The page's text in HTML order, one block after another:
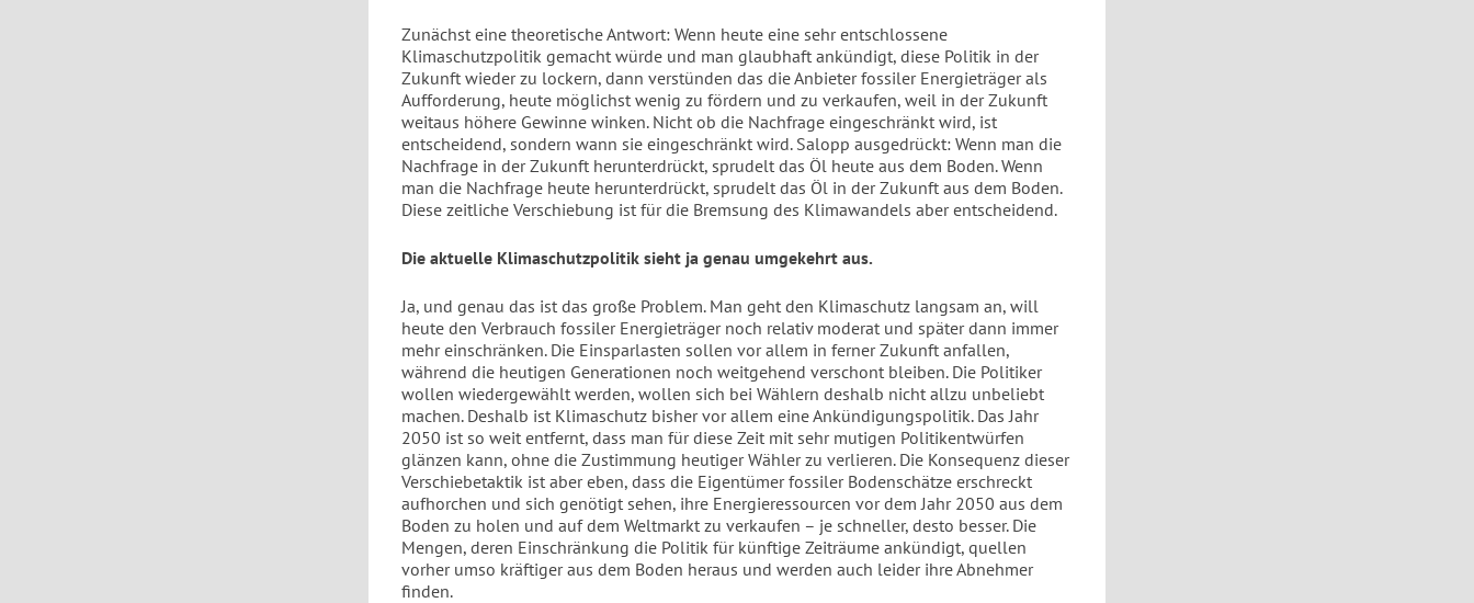
Zunächst eine theoretische Antwort: Wenn heute eine sehr entschlossene
Klimaschutzpolitik gemacht würde und man glaubhaft ankündigt, diese Politik in der
Zukunft wieder zu lockern, dann verstünden das die Anbieter fossiler Energieträger als
Aufforderung, heute möglichst wenig zu fördern und zu verkaufen, weil in der Zukunft
weitaus höhere Gewinne winken. Nicht ob die Nachfrage eingeschränkt wird, ist
entscheidend, sondern wann sie eingeschränkt wird. Salopp ausgedrückt: Wenn man die
Nachfrage in der Zukunft herunterdrückt, sprudelt das Öl heute aus dem Boden. Wenn
man die Nachfrage heute herunterdrückt, sprudelt das Öl in der Zukunft aus dem Boden.
Diese zeitliche Verschiebung ist für die Bremsung des Klimawandels aber entscheidend.
Die aktuelle Klimaschutzpolitik sieht ja genau umgekehrt aus.
Ja, und genau das ist das große Problem. Man geht den Klimaschutz langsam an, will
heute den Verbrauch fossiler Energieträger noch relativ moderat und später dann immer
mehr einschränken. Die Einsparlasten sollen vor allem in ferner Zukunft anfallen,
während die heutigen Generationen noch weitgehend verschont bleiben. Die Politiker
wollen wiedergewählt werden, wollen sich bei Wählern deshalb nicht allzu unbeliebt
machen. Deshalb ist Klimaschutz bisher vor allem eine Ankündigungspolitik. Das Jahr
2050 ist so weit entfernt, dass man für diese Zeit mit sehr mutigen Politikentwürfen
glänzen kann, ohne die Zustimmung heutiger Wähler zu verlieren. Die Konsequenz dieser
Verschiebetaktik ist aber eben, dass die Eigentümer fossiler Bodenschätze erschreckt
aufhorchen und sich genötigt sehen, ihre Energieressourcen vor dem Jahr 2050 aus dem
Boden zu holen und auf dem Weltmarkt zu verkaufen – je schneller, desto besser. Die
Mengen, deren Einschränkung die Politik für künftige Zeiträume ankündigt, quellen
vorher umso kräftiger aus dem Boden heraus und werden auch leider ihre Abnehmer
finden.